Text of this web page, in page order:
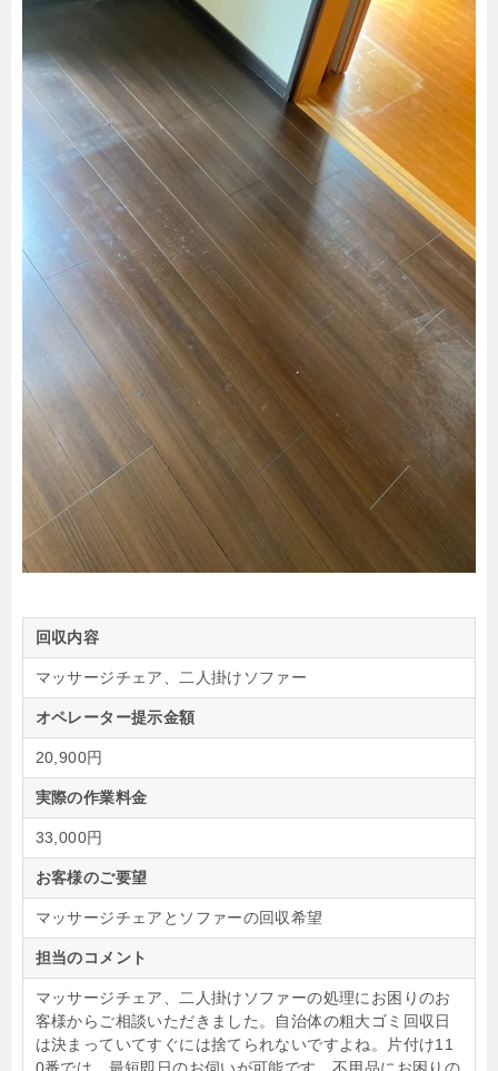
回収内容
マッサージチェア、二人掛けソファー
オペレーター提示金額
20,900円
実際の作業料金
33,000円
お客様のご要望
マッサージチェアとソファーの回収希望
担当のコメント
マッサージチェア、二人掛けソファーの処理にお困りのお
客様からご相談いただきました。自治体の粗大ゴミ回収日
は決まっていてすぐには捨てられないですよね。片付け11